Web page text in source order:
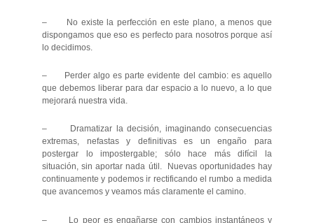
– No existe la perfección en este plano, a menos que
dispongamos que eso es perfecto para nosotros porque así
lo decidimos.
– Perder algo es parte evidente del cambio: es aquello
que debemos liberar para dar espacio a lo nuevo, a lo que
mejorará nuestra vida.
– Dramatizar la decisión, imaginando consecuencias
extremas, nefastas y definitivas es un engaño para
postergar lo impostergable; sólo hace más difícil la
situación, sin aportar nada útil. Nuevas oportunidades hay
continuamente y podemos ir rectificando el rumbo a medida
que avancemos y veamos más claramente el camino.
– Lo peor es engañarse con cambios instantáneos y